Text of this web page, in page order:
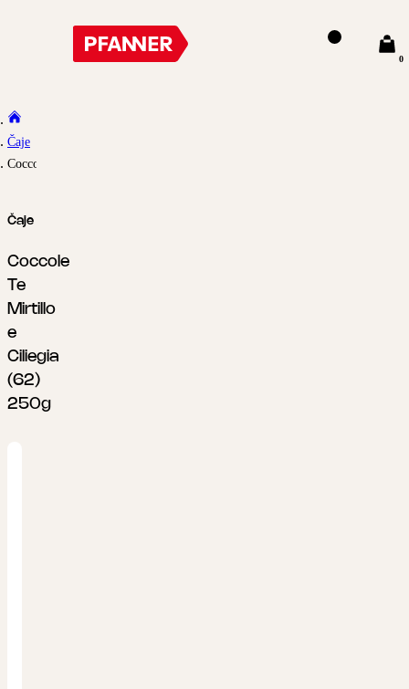
0
Čaje
Coccole Te Mirtillo e Ciliegia (62) 250g
Čaje
Coccole
Te
Mirtillo
e
Ciliegia
(62)
250g